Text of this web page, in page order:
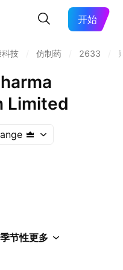
开始
技 仿制药 2633
Limited
季节性更多